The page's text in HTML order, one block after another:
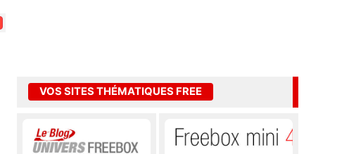
VOS SITES THÉMATIQUES FREE